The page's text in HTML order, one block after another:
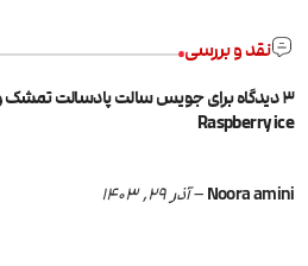
نقد و بررسی
3 دیدگاه برای
Raspberry ice
Noora amini
–آذر 29, 1403